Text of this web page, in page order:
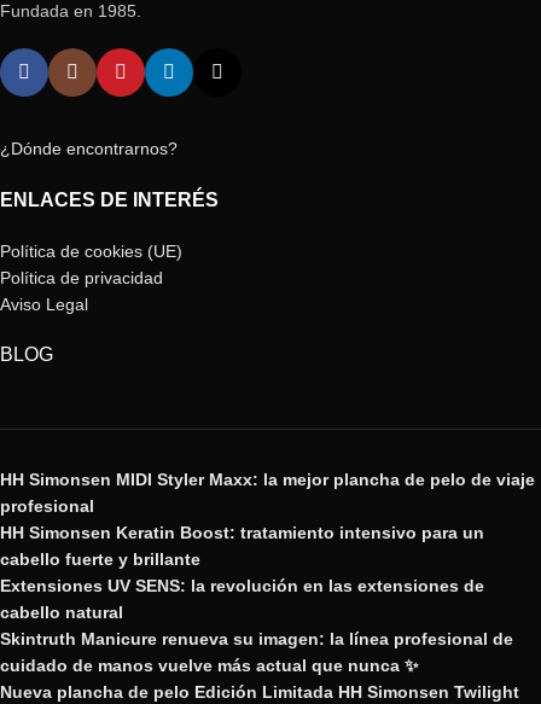
Fundada en 1985.
¿Dónde encontrarnos?
ENLACES DE INTERÉS
Política de cookies (UE)
Política de privacidad
Aviso Legal
BLOG
HH Simonsen MIDI Styler Maxx: la mejor plancha de pelo de viaje
profesional
HH Simonsen Keratin Boost: tratamiento intensivo para un
cabello fuerte y brillante
Extensiones UV SENS: la revolución en las extensiones de
cabello natural
Skintruth Manicure renueva su imagen: la línea profesional de
cuidado de manos vuelve más actual que nunca ✨
Nueva plancha de pelo Edición Limitada HH Simonsen Twilight